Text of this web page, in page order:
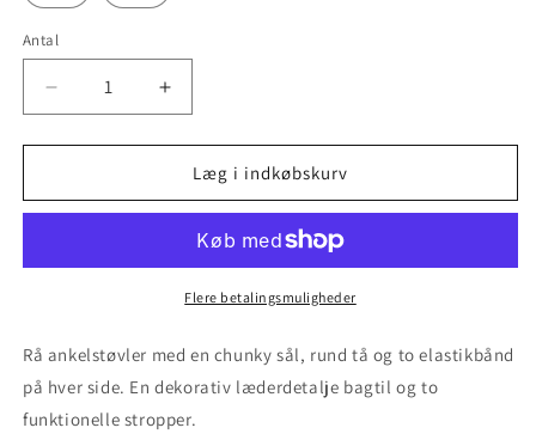
Antal
Reducer
antallet
for
-
Øg
antallet
for
Ulrica
-
Snake
Læg i indkøbskurv
Flere betalingsmuligheder
Rå ankelstøvler med en chunky sål, rund tå og to elastikbånd
på hver side. En dekorativ læderdetalje bagtil og to
funktionelle stropper.